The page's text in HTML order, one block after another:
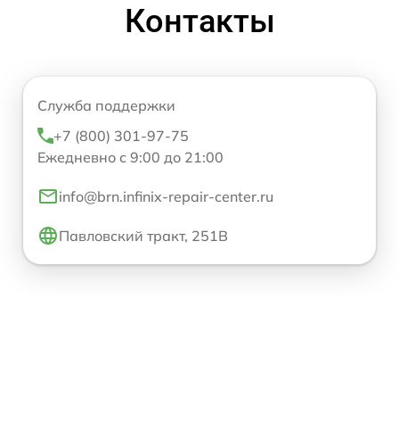
Контакты
Служба поддержки
+7 (800) 301-97-75
Ежедневно с 9:00 до 21:00
info@brn.infinix-repair-center.ru
Павловский тракт, 251В